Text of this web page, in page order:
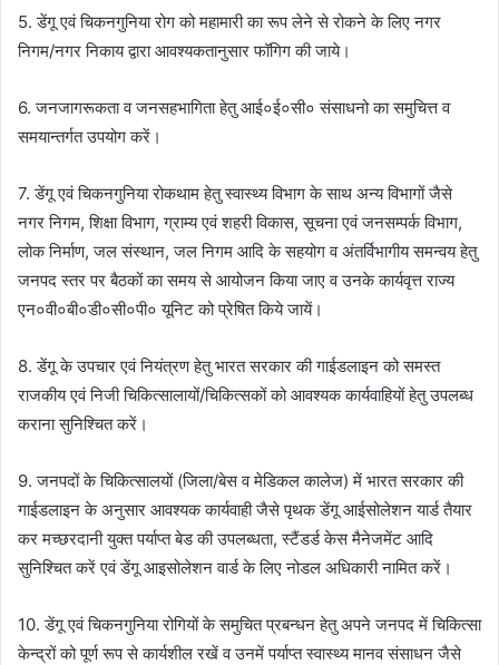
5. डेंगू एवं चिकनगुनिया रोग को महामारी का रूप लेने से रोकने के लिए नगर
निगम/नगर निकाय द्वारा आवश्यकतानुसार फॉगिग की जाये।
6. जनजागरूकता व जनसहभागिता हेतु आई०ई०सी० संसाधनो का समुचित्त व
समयान्तर्गत उपयोग करें।
7. डेंगू एवं चिकनगुनिया रोकथाम हेतु स्वास्थ्य विभाग के साथ अन्य विभागों जैसे
नगर निगम, शिक्षा विभाग, ग्राम्य एवं शहरी विकास, सूचना एवं जनसम्पर्क विभाग,
लोक निर्माण, जल संस्थान, जल निगम आदि के सहयोग व अंतर्विभागीय समन्वय हेतु
जनपद स्तर पर बैठकों का समय से आयोजन किया जाए व उनके कार्यवृत्त राज्य
एन०वी०बी०डी०सी०पी० यूनिट को प्रेषित किये जायें।
8. डेंगू के उपचार एवं नियंत्रण हेतु भारत सरकार की गाईडलाइन को समस्त
राजकीय एवं निजी चिकित्सालायों/चिकित्सकों को आवश्यक कार्यवाहियों हेतु उपलब्ध
कराना सुनिश्चित करें।
9. जनपदों के चिकित्सालयों (जिला/बेस व मेडिकल कालेज) में भारत सरकार की
गाईडलाइन के अनुसार आवश्यक कार्यवाही जैसे पृथक डेंगू आईसोलेशन यार्ड तैयार
कर मच्छरदानी युक्त पर्याप्त बेड की उपलब्धता, स्टैंडर्ड केस मैनेजमेंट आदि
सुनिश्चित करें एवं डेंगू आइसोलेशन वार्ड के लिए नोडल अधिकारी नामित करें।
10. डेंगू एवं चिकनगुनिया रोगियों के समुचित प्रबन्धन हेतु अपने जनपद में चिकित्सा
केन्द्रों को पूर्ण रूप से कार्यशील रखें व उनमें पर्याप्त स्वास्थ्य मानव संसाधन जैसे